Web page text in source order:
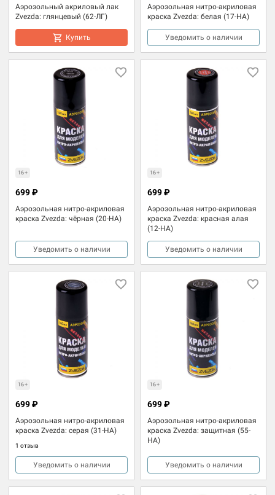
Аэрозольный акриловый лак
Zvezda: глянцевый (62-ЛГ)
Купить
Аэрозольная нитро-акриловая
краска Zvezda: белая (17-НА)
Уведомить о наличии
16+
Аэрозольная нитро-акриловая
краска Zvezda: чёрная (20-НА)
699 ₽
Уведомить о наличии
16+
Аэрозольная нитро-акриловая
краска Zvezda: красная алая
(12-НА)
699 ₽
Уведомить о наличии
16+
Аэрозольная нитро-акриловая
краска Zvezda: серая (31-НА)
1 отзыв
699 ₽
Уведомить о наличии
16+
Аэрозольная нитро-акриловая
краска Zvezda: защитная (55-
НА)
699 ₽
Уведомить о наличии